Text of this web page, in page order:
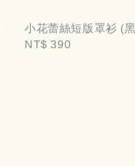
小花蕾絲短版罩衫 (
Regular
NT$ 390